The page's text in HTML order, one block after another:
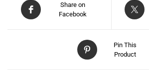
Share on
Facebook
Pin This
Product